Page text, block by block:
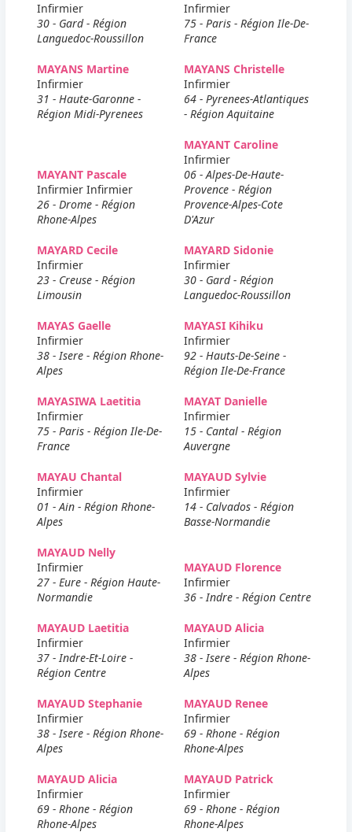
Infirmier
30 - Gard - Région
Languedoc-Roussillon
Infirmier
75 - Paris - Région Ile-De-
France
MAYANS Martine
Infirmier
31 - Haute-Garonne -
Région Midi-Pyrenees
MAYANS Christelle
Infirmier
64 - Pyrenees-Atlantiques
- Région Aquitaine
MAYANT Pascale
Infirmier Infirmier
26 - Drome - Région
Rhone-Alpes
MAYANT Caroline
Infirmier
06 - Alpes-De-Haute-
Provence - Région
Provence-Alpes-Cote
D'Azur
MAYARD Cecile
Infirmier
23 - Creuse - Région
Limousin
MAYARD Sidonie
Infirmier
30 - Gard - Région
Languedoc-Roussillon
MAYAS Gaelle
Infirmier
38 - Isere - Région Rhone-
Alpes
MAYASI Kihiku
Infirmier
92 - Hauts-De-Seine -
Région Ile-De-France
MAYASIWA Laetitia
Infirmier
75 - Paris - Région Ile-De-
France
MAYAT Danielle
Infirmier
15 - Cantal - Région
Auvergne
MAYAU Chantal
Infirmier
01 - Ain - Région Rhone-
Alpes
MAYAUD Sylvie
Infirmier
14 - Calvados - Région
Basse-Normandie
MAYAUD Nelly
Infirmier
27 - Eure - Région Haute-
Normandie
MAYAUD Florence
Infirmier
36 - Indre - Région Centre
MAYAUD Laetitia
Infirmier
37 - Indre-Et-Loire -
Région Centre
MAYAUD Alicia
Infirmier
38 - Isere - Région Rhone-
Alpes
MAYAUD Stephanie
Infirmier
38 - Isere - Région Rhone-
Alpes
MAYAUD Renee
Infirmier
69 - Rhone - Région
Rhone-Alpes
MAYAUD Alicia
Infirmier
69 - Rhone - Région
Rhone-Alpes
MAYAUD Patrick
Infirmier
69 - Rhone - Région
Rhone-Alpes